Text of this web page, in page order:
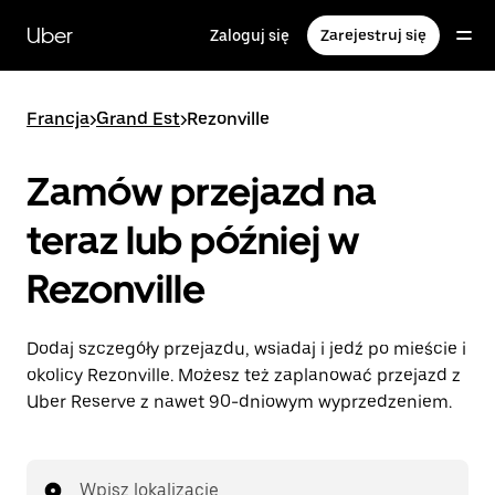
głównej
zawartości
Uber Zaloguj się Zarejestruj się
Francja>Grand Est>Rezonville
Zamów przejazd na
teraz lub później w
Rezonville
Dodaj szczegóły przejazdu, wsiadaj i jedź po mieście i
okolicy Rezonville. Możesz też zaplanować przejazd z
Uber Reserve z nawet 90-dniowym wyprzedzeniem.
Wpisz lokalizację